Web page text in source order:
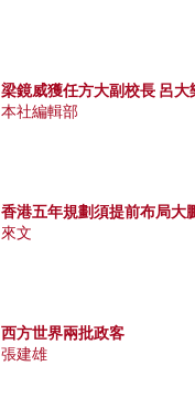
梁鏡威獲任方大副校長 呂大
本社編輯部
香港五年規劃須提前布局大
來文
西方世界兩批政客
張建雄